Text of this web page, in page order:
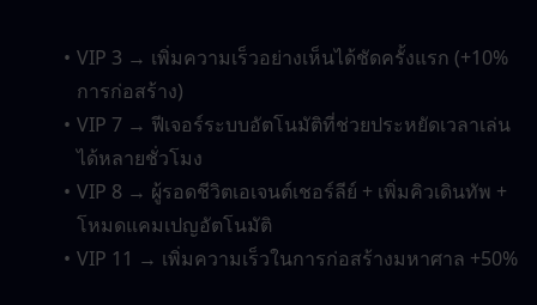
VIP 3 → เพิ่มความเร็วอย่างเห็นได้ชัดครั้งแรก (+10%
การก่อสร้าง)
VIP 7 → ฟีเจอร์ระบบอัตโนมัติที่ช่วยประหยัดเวลาเล่น
ได้หลายชั่วโมง
VIP 8 → ผู้รอดชีวิตเอเจนต์เชอร์ลีย์ + เพิ่มคิวเดินทัพ +
โหมดแคมเปญอัตโนมัติ
VIP 11 → เพิ่มความเร็วในการก่อสร้างมหาศาล +50%